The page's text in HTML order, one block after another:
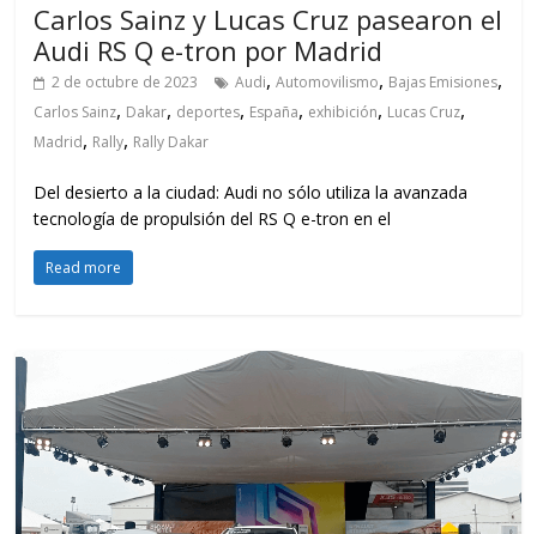
Carlos Sainz y Lucas Cruz pasearon el
Audi RS Q e-tron por Madrid
2 de octubre de 2023 Audi,Automovilismo, Bajas Emisiones,
Carlos Sainz, Dakar, deportes, España, exhibición, Lucas Cruz,
Madrid, Rally, Rally Dakar
Del desierto a la ciudad: Audi no sólo utiliza la avanzada
tecnología de propulsión del RS Q e-tron en el
Read more